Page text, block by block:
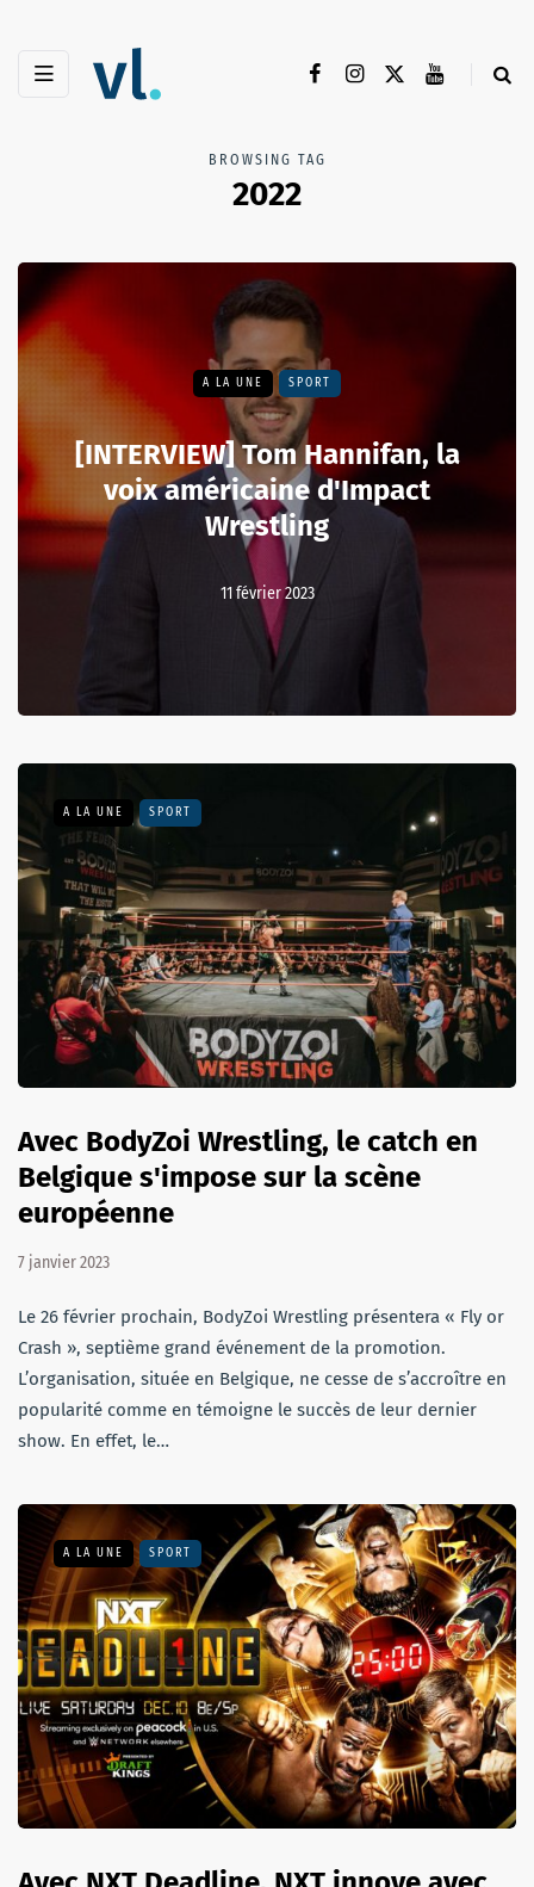
BROWSING TAG
2022
A LA UNE SPORT
[INTERVIEW] Tom Hannifan, la
voix américaine d'Impact
Wrestling
11 février 2023
A LA UNE SPORT
Avec BodyZoi Wrestling, le catch en
Belgique s'impose sur la scène
européenne
7 janvier 2023
Le 26 février prochain, BodyZoi Wrestling présentera « Fly or
Crash », septième grand événement de la promotion.
L’organisation, située en Belgique, ne cesse de s’accroître en
popularité comme en témoigne le succès de leur dernier
show. En effet, le…
A LA UNE SPORT